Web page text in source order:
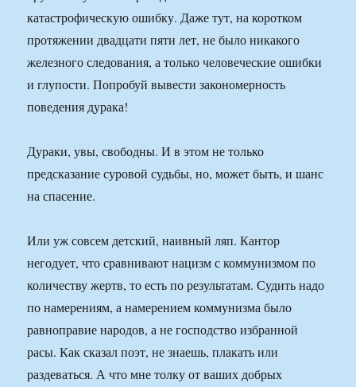
катастрофическую ошибку. Даже тут, на коротком
протяжении двадцати пяти лет, не было никакого
железного следования, а только человеческие ошибки
и глупости. Попробуй вывести закономерность
поведения дурака!
Дураки, увы, свободны. И в этом не только
предсказание суровой судьбы, но, может быть, и шанс
на спасение.
Или уж совсем детский, наивный ляп. Кантор
негодует, что сравнивают нацизм с коммунизмом по
количеству жертв, то есть по результатам. Судить надо
по намерениям, а намерением коммунизма было
равноправие народов, а не господство избранной
расы. Как сказал поэт, не знаешь, плакать или
раздеваться. А что мне толку от ваших добрых